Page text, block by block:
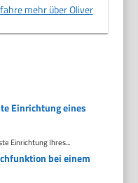
mehr über Oliver
Einrichtung eines
Einrichtung Ihres...
bei einem